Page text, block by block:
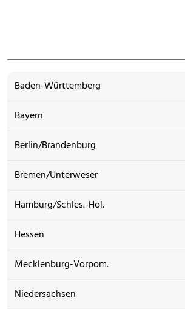
Baden-Württemberg
Bayern
Berlin/Brandenburg
Bremen/Unterweser
Hamburg/Schles.-Hol.
Hessen
Mecklenburg-Vorpom.
Niedersachsen